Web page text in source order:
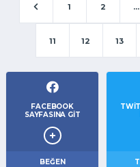
1 2 ...
11 12 13
FACEBOOK
SAYFASINA GIT
BEĞEN